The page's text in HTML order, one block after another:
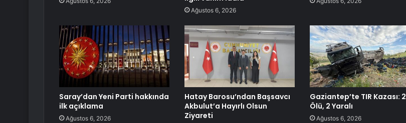
Ağustos 6, 2026
Saray’dan Yeni Parti hakkında
ilk açıklama
Ağustos 6, 2026
Hatay Barosu’ndan Başsavcı
Akbulut’a Hayırlı Olsun
Ziyareti
Gaziantep’te TIR Kazası: 2
Ölü, 2 Yaralı
Ağustos 6, 2026